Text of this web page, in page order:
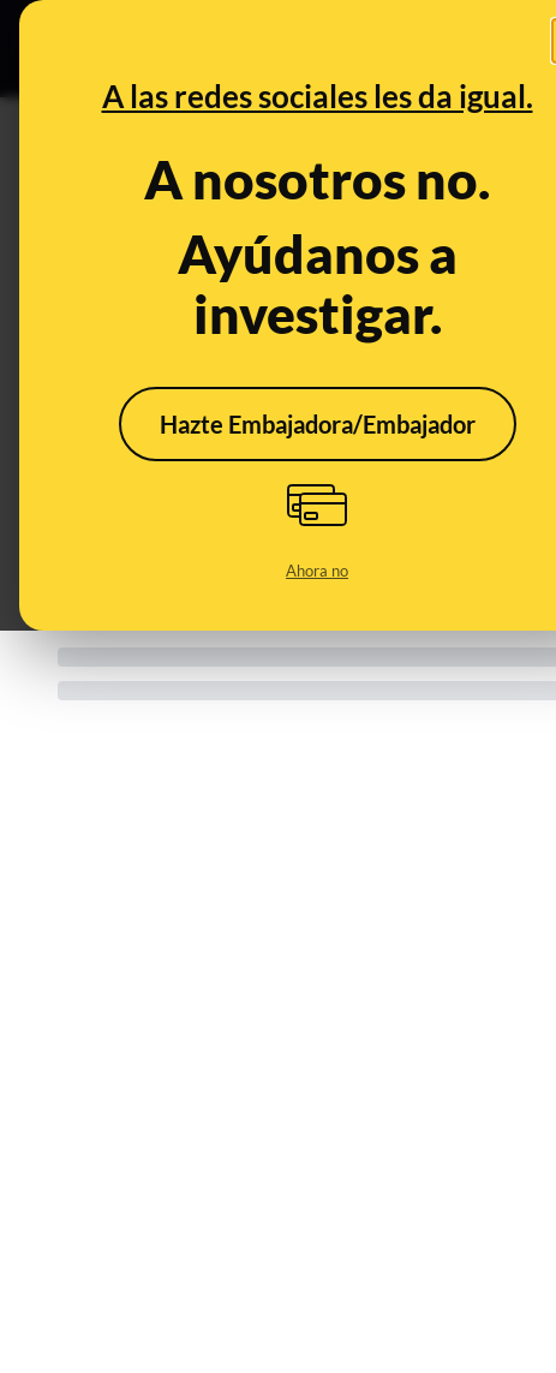
A las redes sociales les da igual.
A nosotros no.
Ayúdanos a
investigar.
Hazte Embajadora/Embajador
Ahora no
¿El Rey está dispuesto a
This content has NOT yet been
«El Rey está dispuesto a dejar el trono
This content has not
https://www.facebook.com/share/r/1FhmkJt9dS/